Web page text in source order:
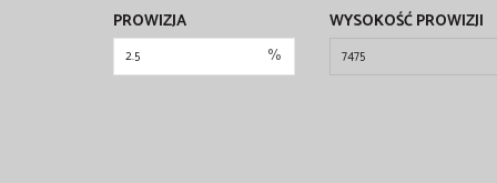
PROWIZJA
%
WYSOKOŚĆ PROWIZJI